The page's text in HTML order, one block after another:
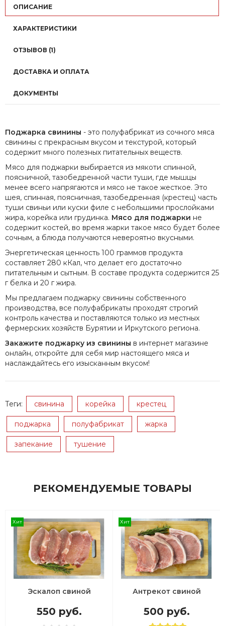
ОПИСАНИЕ
ХАРАКТЕРИСТИКИ
ОТЗЫВОВ (1)
ДОСТАВКА И ОПЛАТА
ДОКУМЕНТЫ
Поджарка свинины - это полуфабрикат из сочного мяса
свинины с прекрасным вкусом и текстурой, который
содержит много полезных питательных веществ.
Мясо для поджарки выбирается из мякоти спинной,
поясничной, тазобедренной части туши, где мышцы
менее всего напрягаются и мясо не такое жесткое. Это
шея, спинная, поясничная, тазобедренная (крестец) часть
туши свиньи или куски филе с небольшими прослойками
жира, корейка или грудинка. Мясо для поджарки не
содержит костей, во время жарки такое мясо будет более
сочным, а блюда получаются невероятно вкусными.
Энергетическая ценность 100 граммов продукта
составляет 280 кКал, что делает его достаточно
питательным и сытным. В составе продукта содержится 25
г белка и 20 г жира.
Мы предлагаем поджарку свинины собственного
производства, все полуфабрикаты проходят строгий
контроль качества и поставляются только из местных
фермерских хозяйств Бурятии и Иркутского региона.
Закажите поджарку из свинины в интернет магазине
онлайн, откройте для себя мир настоящего мяса и
наслаждайтесь его изысканным вкусом!
Теги: свинина корейка крестец
поджарка полуфабрикат жарка
запекание тушение
РЕКОМЕНДУЕМЫЕ ТОВАРЫ
Хит
Эскалоп свиной
550 руб.
Хит
Антрекот свиной
500 руб.